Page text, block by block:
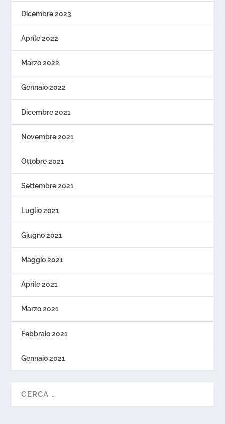
Dicembre 2023
Aprile 2022
Marzo 2022
Gennaio 2022
Dicembre 2021
Novembre 2021
Ottobre 2021
Settembre 2021
Luglio 2021
Giugno 2021
Maggio 2021
Aprile 2021
Marzo 2021
Febbraio 2021
Gennaio 2021